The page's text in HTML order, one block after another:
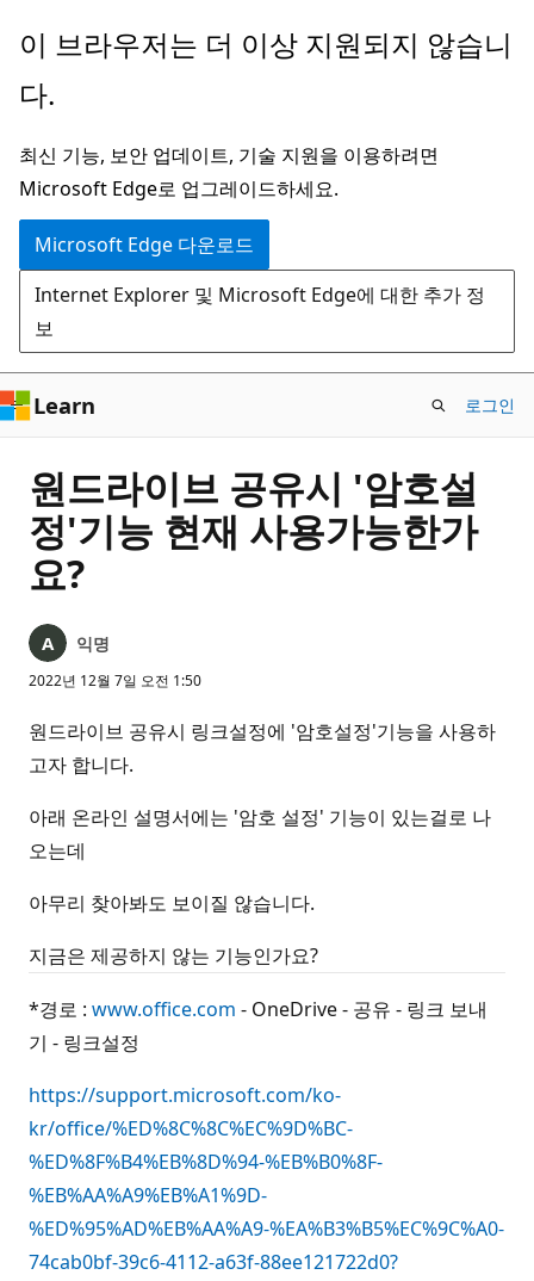
주
콘
츠
로
건
너
뛰
기
이 브라우저는 더 이상 지원되지 않습니
다.
최신 기능, 보안 업데이트, 기술 지원을 이용하려면
Microsoft Edge로 업그레이드하세요.
Microsoft Edge 다운로드
Internet Explorer 및 Microsoft Edge에 대한 추가 정
보
Learn 로그인
원드라이브 공유시 '암호설
정'기능 현재 사용가능한가
요?
익명
2022년 12월 7일 오전 1:50
원드라이브 공유시 링크설정에 '암호설정'기능을 사용하
고자 합니다.
아래 온라인 설명서에는 '암호 설정' 기능이 있는걸로 나
오는데
아무리 찾아봐도 보이질 않습니다.
지금은 제공하지 않는 기능인가요?
*경로 : www.office.com - OneDrive - 공유 - 링크 보내
기 - 링크설정
https://support.microsoft.com/ko-
kr/office/%ED%8C%8C%EC%9D%BC-
%ED%8F%B4%EB%8D%94-%EB%B0%8F-
%EB%AA%A9%EB%A1%9D-
%ED%95%AD%EB%AA%A9-%EA%B3%B5%EC%9C%A0-
74cab0bf-39c6-4112-a63f-88ee121722d0?